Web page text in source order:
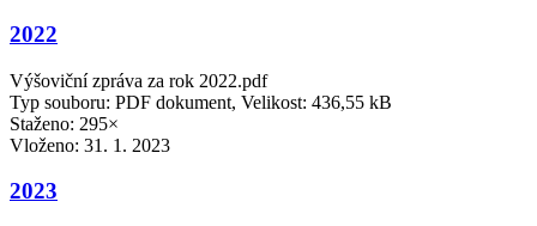
2022
Výšoviční zpráva za rok 2022.pdf
Typ souboru: PDF dokument, Velikost: 436,55 kB
Staženo: 295×
Vloženo: 31. 1. 2023
2023